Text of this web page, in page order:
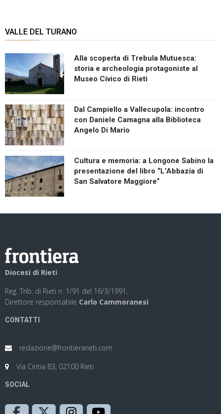
VALLE DEL TURANO
Alla scoperta di Trebula Mutuesca:
storia e archeologia protagoniste al
Museo Civico di Rieti
Dal Campiello a Vallecupola: incontro
con Daniele Camagna alla Biblioteca
Angelo Di Mario
Cultura e memoria: a Longone Sabino la
presentazione del libro “L’Abbazia di
San Salvatore Maggiore”
Diocesi di Rieti
Reg. Trib. di Rieti n. 1/91 del 16/3/1991.
Direttore responsabile Carlo Cammoranesi
CONTATTI
redazione@frontierarieti.com
Via Cintia 83, 02100 Rieti
SOCIAL